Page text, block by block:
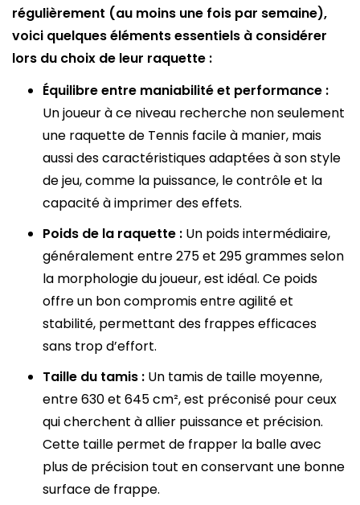
régulièrement (au moins une fois par semaine),
voici quelques éléments essentiels à considérer
lors du choix de leur raquette :
Équilibre entre maniabilité et performance :
Un joueur à ce niveau recherche non seulement
une raquette de Tennis facile à manier, mais
aussi des caractéristiques adaptées à son style
de jeu, comme la puissance, le contrôle et la
capacité à imprimer des effets.
Poids de la raquette : Un poids intermédiaire,
généralement entre 275 et 295 grammes selon
la morphologie du joueur, est idéal. Ce poids
offre un bon compromis entre agilité et
stabilité, permettant des frappes efficaces
sans trop d’effort.
Taille du tamis : Un tamis de taille moyenne,
entre 630 et 645 cm², est préconisé pour ceux
qui cherchent à allier puissance et précision.
Cette taille permet de frapper la balle avec
plus de précision tout en conservant une bonne
surface de frappe.